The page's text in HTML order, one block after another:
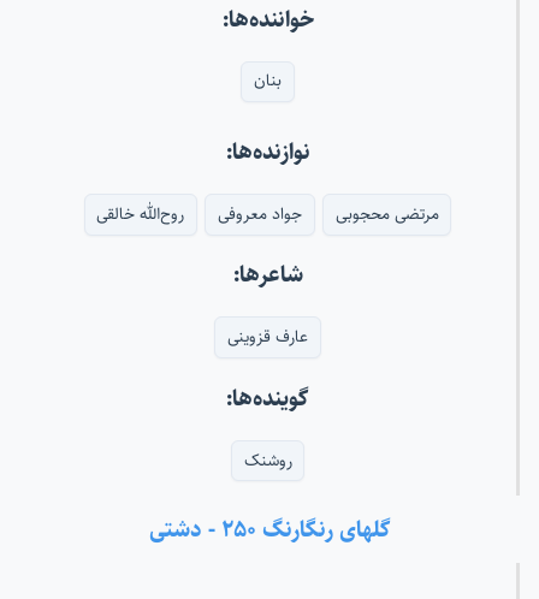
خواننده‌ها:
بنان
نوازنده‌ها:
مرتضی محجوبی جواد معروفی روح‌الله خالقی
شاعرها:
عارف قزوینی
گوینده‌ها:
روشنک
گلهای رنگارنگ ۲۵۰ - دشتی